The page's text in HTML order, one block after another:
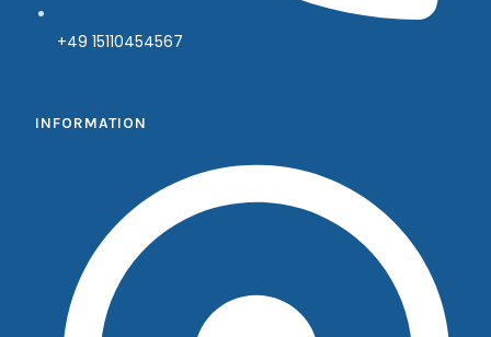
+49 15110454567
INFORMATION